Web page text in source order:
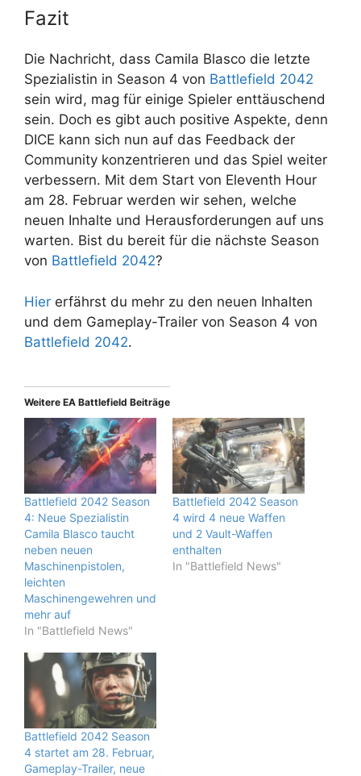
Fazit
Die Nachricht, dass Camila Blasco die letzte
Spezialistin in Season 4 von Battlefield 2042
sein wird, mag für einige Spieler enttäuschend
sein. Doch es gibt auch positive Aspekte, denn
DICE kann sich nun auf das Feedback der
Community konzentrieren und das Spiel weiter
verbessern. Mit dem Start von Eleventh Hour
am 28. Februar werden wir sehen, welche
neuen Inhalte und Herausforderungen auf uns
warten. Bist du bereit für die nächste Season
von Battlefield 2042?
Hier erfährst du mehr zu den neuen Inhalten
und dem Gameplay-Trailer von Season 4 von
Battlefield 2042.
Weitere EA Battlefield Beiträge
Battlefield 2042 Season
4: Neue Spezialistin
Camila Blasco taucht
neben neuen
Maschinenpistolen,
leichten
Maschinengewehren und
mehr auf
In "Battlefield News"
Battlefield 2042 Season
4 wird 4 neue Waffen
und 2 Vault-Waffen
enthalten
In "Battlefield News"
Battlefield 2042 Season
4 startet am 28. Februar,
Gameplay-Trailer, neue